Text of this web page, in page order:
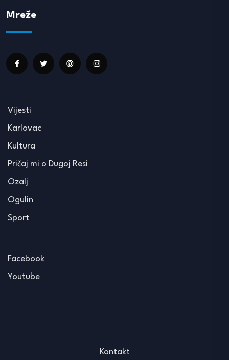
Mreže
Vijesti
Karlovac
Kultura
Pričaj mi o Dugoj Resi
Ozalj
Ogulin
Sport
Facebook
Youtube
Kontakt